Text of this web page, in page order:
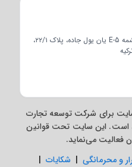
آتاکوی ۷-۸-۹-۱۰ قسم محله، چوبان‌چشمه E-5 یان یول جاده، پلاک ۲۲/۱،
برای شرکت توسعه تجارت
است. این سایت تحت قوانین
فعالیت می‌نماید.
و محرمانگی | شکایات |